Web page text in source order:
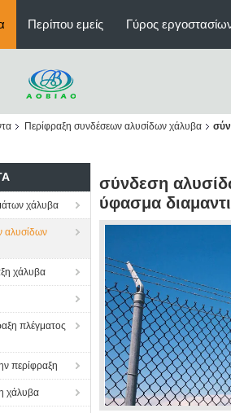
Περίπου εμείς Γύρος
Περίφραξη συνδέσεων αλυσίδων χάλυβα
χάλυβα
αλυσίδων
χάλυβα
πλέγματος
περίφραξη
χάλυβα
σύνδεση
ύφασμα